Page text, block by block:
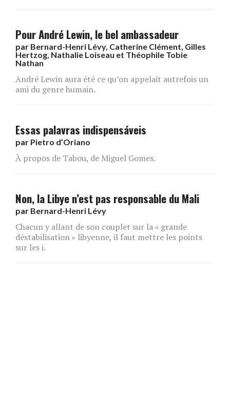
Pour André Lewin, le bel ambassadeur
par Bernard-Henri Lévy, Catherine Clément, Gilles
Hertzog, Nathalie Loiseau et Théophile Tobie
Nathan
André Lewin aura été ce qu’on appelait autrefois un
ami du genre humain.
Essas palavras indispensáveis
par Pietro d’Oriano
À propos de Tabou, de Miguel Gomes.
Non, la Libye n’est pas responsable du Mali
par Bernard-Henri Lévy
Chacun y allant de son couplet sur la « grande
déstabilisation » libyenne, il faut mettre les points
sur les i.